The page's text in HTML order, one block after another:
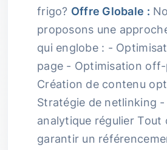
frigo? Offre Globale :
proposons une
qui englobe : -
page - Optimisation
Création de contenu
Stratégie de netlinking -
analytique régulier Tout
garantir un